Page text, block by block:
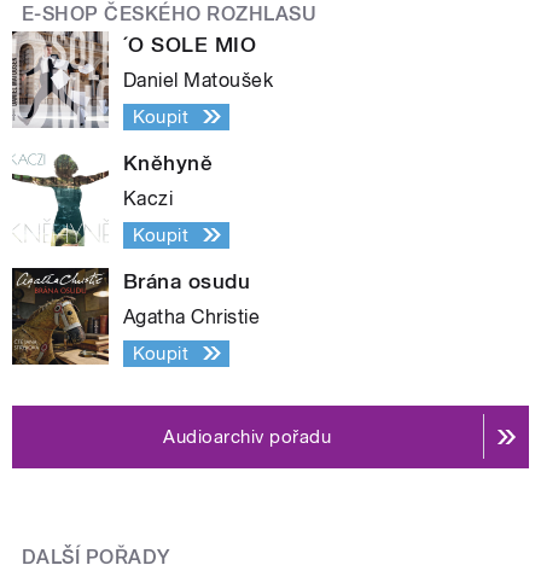
E-SHOP ČESKÉHO ROZHLASU
´O SOLE MIO
Daniel Matoušek
Koupit
Kněhyně
Kaczi
Koupit
Brána osudu
Agatha Christie
Koupit
Audioarchiv pořadu
DALŠÍ POŘADY